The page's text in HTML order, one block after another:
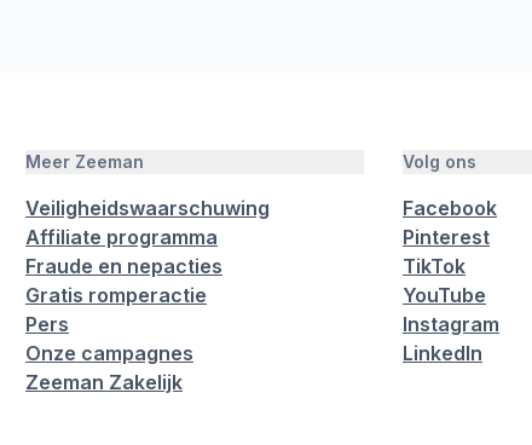
Meer Zeeman
Veiligheidswaarschuwing
Affiliate programma
Fraude en nepacties
Gratis romperactie
Pers
Onze campagnes
Zeeman Zakelijk
Volg ons
Facebook
Pinterest
TikTok
YouTube
Instagram
LinkedIn